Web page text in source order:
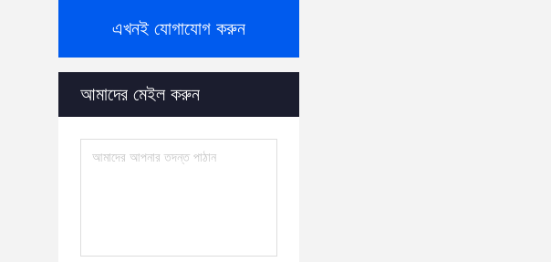
এখনই যোগাযোগ করুন
আমাদের মেইল ​​করুন